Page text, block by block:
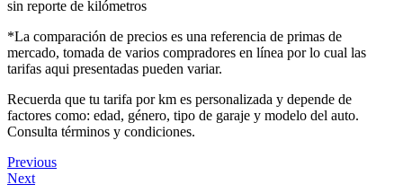
sin reporte de kilómetros
*La comparación de precios es una referencia de primas de
mercado, tomada de varios compradores en línea por lo cual las
tarifas aqui presentadas pueden variar.
Recuerda que tu tarifa por km es personalizada y depende de
factores como: edad, género, tipo de garaje y modelo del auto.
Consulta términos y condiciones.
Previous
Next